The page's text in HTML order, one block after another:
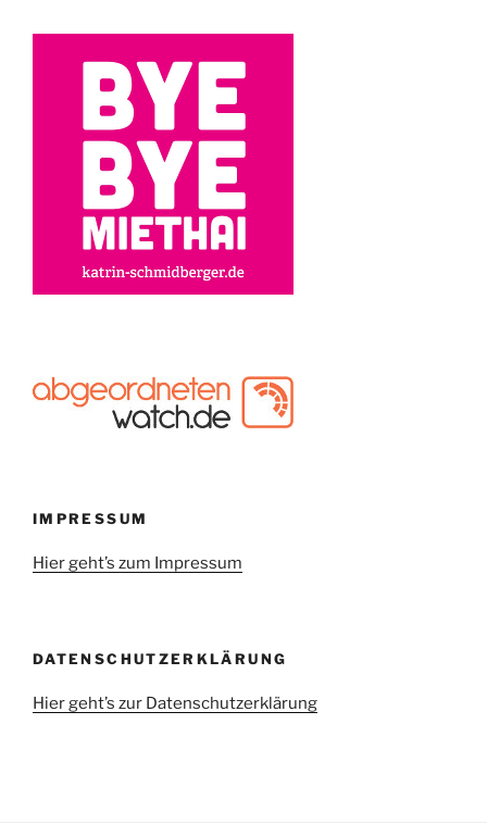
IMPRESSUM
Hier geht’s zum Impressum
DATENSCHUTZERKLÄRUNG
Hier geht’s zur Datenschutzerklärung